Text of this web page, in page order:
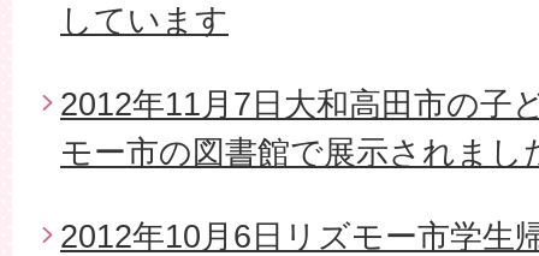
しています
2012年11月7日大和高田市の子
モー市の図書館で展示されまし
2012年10月6日リズモー市学生